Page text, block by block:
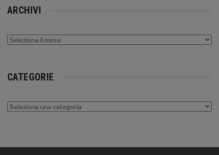
ARCHIVI
Archivi
CATEGORIE
Categorie